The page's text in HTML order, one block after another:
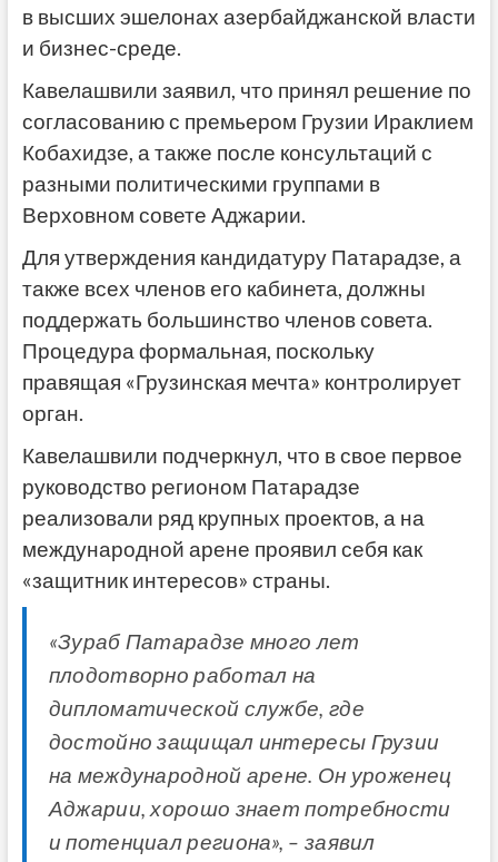
в высших эшелонах азербайджанской власти
и бизнес-среде.
Кавелашвили заявил, что принял решение по
согласованию с премьером Грузии Ираклием
Кобахидзе, а также после консультаций с
разными политическими группами в
Верховном совете Аджарии.
Для утверждения кандидатуру Патарадзе, а
также всех членов его кабинета, должны
поддержать большинство членов совета.
Процедура формальная, поскольку
правящая «Грузинская мечта» контролирует
орган.
Кавелашвили подчеркнул, что в свое первое
руководство регионом Патарадзе
реализовали ряд крупных проектов, а на
международной арене проявил себя как
«защитник интересов» страны.
«Зураб Патарадзе много лет
плодотворно работал на
дипломатической службе, где
достойно защищал интересы Грузии
на международной арене. Он уроженец
Аджарии, хорошо знает потребности
и потенциал региона», – заявил